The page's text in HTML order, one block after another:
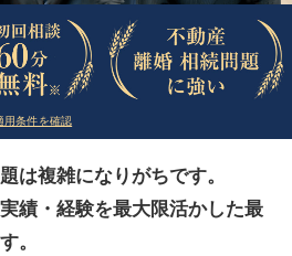
）
用条件を確認
は複雑になりがちです。
績・経験を最大限活かした最
。
）